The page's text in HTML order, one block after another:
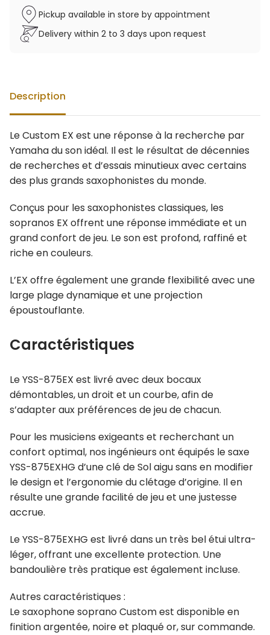
Pickup available in store by appointment
Delivery within 2 to 3 days upon request
Description
Le Custom EX est une réponse à la recherche par
Yamaha du son idéal. Il est le résultat de décennies
de recherches et d’essais minutieux avec certains
des plus grands saxophonistes du monde.
Conçus pour les saxophonistes classiques, les
sopranos EX offrent une réponse immédiate et un
grand confort de jeu. Leson est profond, raffiné et
riche en couleurs.
L’EX offre également une grande flexibilité avec une
large plage dynamique et une projection
époustouflante.
Caractéristiques
Le YSS-875EX est livré avec deux bocaux
démontables, un droit et un courbe, afin de
s’adapter aux préférences de jeu de chacun.
Pour les musiciens exigeants et recherchant un
confort optimal, nos ingénieurs ont équipés le saxe
YSS-875EXHG d’une clé de Sol aigu sans en modifier
le design et l’ergonomie du clétage d’origine. Il en
résulte une grande facilité de jeu et une justesse
accrue.
Le YSS-875EXHG est livré dans un très bel étui ultra-
léger, offrant une excellente protection. Une
bandoulière très pratique est également incluse.
Autres caractéristiques :
Le saxophone soprano Custom est disponible en
finition argentée, noire et plaqué or, sur commande.